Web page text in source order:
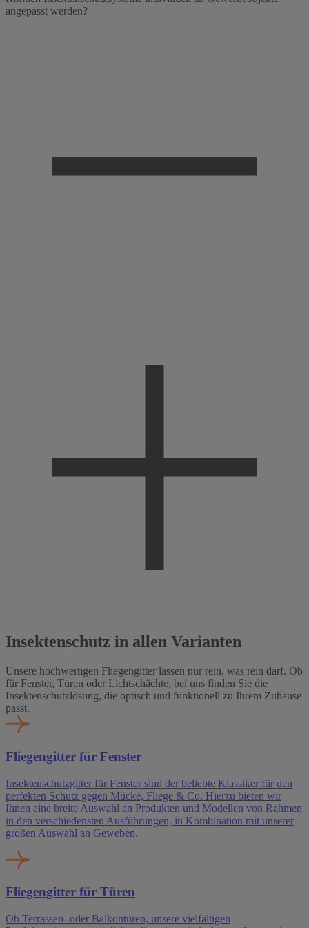
angepasst werden?
Insektenschutz in allen Varianten
Unsere hochwertigen Fliegengitter lassen nur rein, was rein darf. Ob
für Fenster, Türen oder Lichtschächte, bei uns finden Sie die
Insektenschutzlösung, die optisch und funktionell zu Ihrem Zuhause
passt.
Fliegengitter für Fenster
Insektenschutzgitter für Fenster sind der beliebte Klassiker für den
perfekten Schutz gegen Mücke, Fliege & Co. Hierzu bieten wir
Ihnen eine breite Auswahl an Produkten und Modellen von Rahmen
in den verschiedensten Ausführungen, in Kombination mit unserer
großen Auswahl an Geweben.
Fliegengitter für Türen
Ob Terrassen- oder Balkontüren, unsere vielfältigen